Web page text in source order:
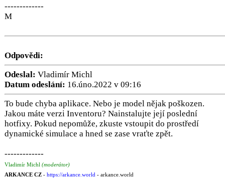
-------------
M
Odpovědi:
Odeslal: Vladimír Michl
Datum odeslání: 16.úno.2022 v 09:16
To bude chyba aplikace. Nebo je model nějak poškozen.
Jakou máte verzi Inventoru? Nainstalujte její poslední
hotfixy. Pokud nepomůže, zkuste vstoupit do prostředí
dynamické simulace a hned se zase vraťte zpět.
-------------
Vladimír Michl (moderátor)
ARKANCE CZ - https://arkance.world - arkance.world